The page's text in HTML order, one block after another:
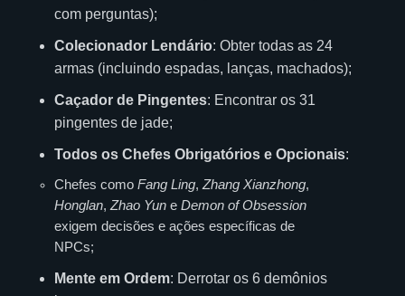
com perguntas);
Colecionador Lendário: Obter todas as 24
armas (incluindo espadas, lanças, machados);
Caçador de Pingentes: Encontrar os 31
pingentes de jade;
Todos os Chefes Obrigatórios e Opcionais:
Chefes como Fang Ling, Zhang Xianzhong,
Honglan, Zhao Yun e Demon of Obsession
exigem decisões e ações específicas de
NPCs;
Mente em Ordem: Derrotar os 6 demônios